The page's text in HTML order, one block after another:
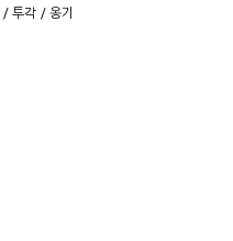
/ 투각 / 옹기